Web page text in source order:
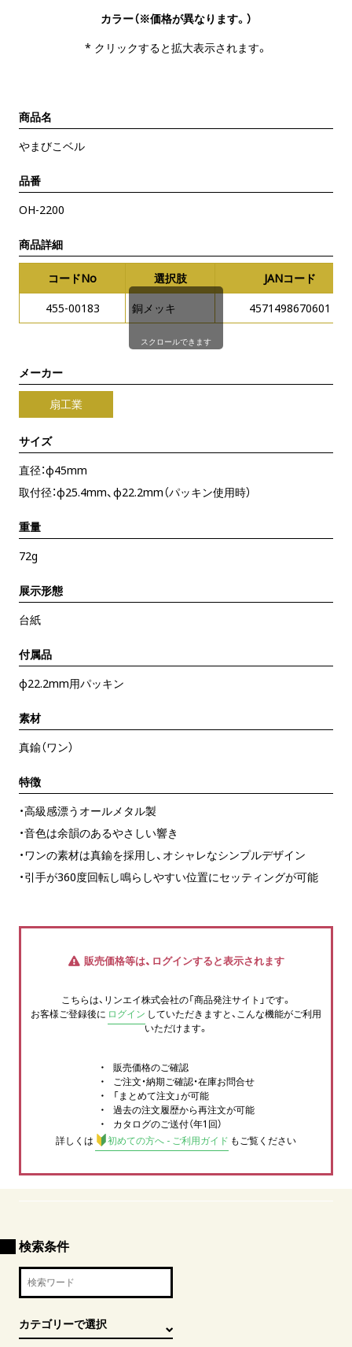
カラー（※価格が異なります。）
* クリックすると拡大表示されます。
商品名
やまびこベル
品番
OH-2200
商品詳細
コードNo 選択肢
JANコード
455-00183
銅メッキ 4571498670601
スクロールできます
メーカー
扇工業
サイズ
直径：φ45mm
取付径：φ25.4mm、φ22.2mm（パッキン使用時）
重量
72g
展示形態
台紙
付属品
φ22.2mm用パッキン
素材
真鍮（ワン）
特徴
・高級感漂うオールメタル製
・音色は余韻のあるやさしい響き
・ワンの素材は真鍮を採用し、オシャレなシンプルデザイン
・引手が360度回転し鳴らしやすい位置にセッティングが可能
販売価格等は、ログインすると表示されます
こちらは、リンエイ株式会社の「商品発注サイト」です。
お客様ご登録後に ログイン していただきますと、こんな機能がご利用
いただけます。
販売価格のご確認
ご注文・納期ご確認・在庫お問合せ
「まとめて注文」が可能
過去の注文履歴から再注文が可能
カタログのご送付（年1回）
詳しくは
初めての方へ - ご利用ガイド もご覧ください
検索条件